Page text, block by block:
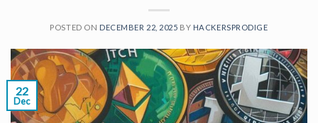
POSTED ON DECEMBER 22, 2025 BY HACKERSPRODIGE
22
Dec